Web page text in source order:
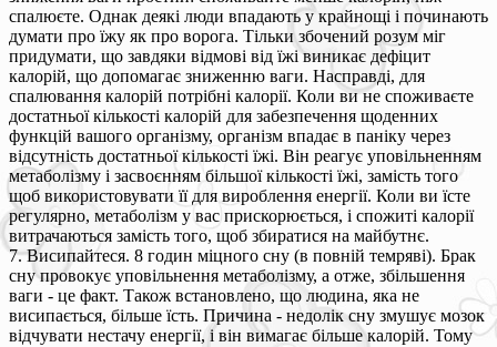
спалюєте. Однак деякі люди впадають у крайнощі і починають
думати про їжу як про ворога. Тільки збочений розум міг
придумати, що завдяки відмові від їжі виникає дефіцит
калорій, що допомагає зниженню ваги. Насправді, для
спалювання калорій потрібні калорії. Коли ви не споживаєте
достатньої кількості калорій для забезпечення щоденних
функцій вашого організму, організм впадає в паніку через
відсутність достатньої кількості їжі. Він реагує уповільненням
метаболізму і засвоєнням більшої кількості їжі, замість того
щоб використовувати її для вироблення енергії. Коли ви їсте
регулярно, метаболізм у вас прискорюється, і спожиті калорії
витрачаються замість того, щоб збиратися на майбутнє.
7. Висипайтеся. 8 годин міцного сну (в повній темряві). Брак
сну провокує уповільнення метаболізму, а отже, збільшення
ваги - це факт. Також встановлено, що людина, яка не
висипається, більше їсть. Причина - недолік сну змушує мозок
відчувати нестачу енергії, і він вимагає більше калорій. Тому